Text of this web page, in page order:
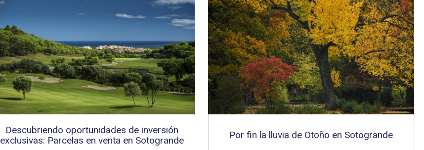
Descubriendo oportunidades de inversión
exclusivas: Parcelas en venta en Sotogrande
Por fin la lluvia de Otoño en Sotogrande